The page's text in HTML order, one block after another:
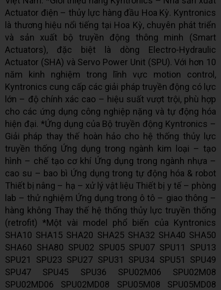
Actuator điện – thủy lực hàng đầu Hoa Kỳ. Kyntronics
là thương hiệu nổi tiếng tại Hoa Kỳ, chuyên phát triển
và sản xuất bộ truyền động thông minh (Smart
Actuators), đặc biệt là dòng Electro-Hydraulic
Actuator (SHA) và Servo Power Unit (SPU). Với hơn 10
năm kinh nghiệm trong lĩnh vực motion control,
Kyntronics cung cấp các giải pháp truyền động có lực
lớn – độ chính xác cao – hiệu suất vượt trội, phù hợp
cho các ứng dụng công nghiệp nặng và tự động hóa
hiện đại. *Ứng dụng của Bộ truyền động Kyntronics –
Giải pháp thay thế hoàn hảo cho hệ thống thủy lực
truyền thống Ứng dụng trong ngành kim loại – tạo
hình – chế tạo cơ khí Ứng dụng trong ngành nhựa –
cao su – bao bì Ứng dụng trong tự động hóa & robot
Thiết bị nâng – hạ – xử lý vật liệu Thiết bị y tế – phòng
lab – thử nghiệm Ứng dụng trong ô tô – giao thông –
hàng không Thay thế hệ thống thủy lực truyền thống
(retrofit) *Một vài model phổ biến của Kyntronics
SHA10 SHA15 SHA20 SHA25 SHA32 SHA40 SHA50
SHA60 SHA80 SPU02 SPU05 SPU07 SPU11 SPU13
SPU21 SPU23 SPU27 SPU31 SPU34 SPU51 SPU49
SPU47 SPU45 SPU36 SPU02M06 SPU02M08
SPU02MD06 SPU02MD08 SPU05M08 SPU05MD08